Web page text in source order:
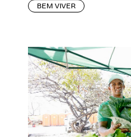
BEM VIVER